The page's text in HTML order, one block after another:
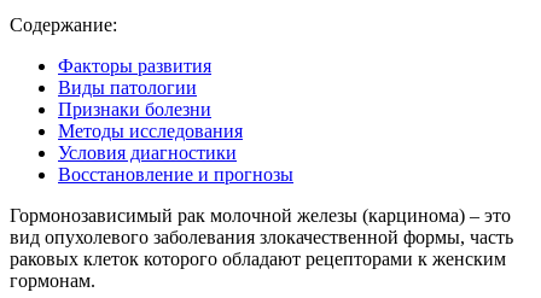
Содержание:
Факторы развития
Виды патологии
Признаки болезни
Методы исследования
Условия диагностики
Восстановление и прогнозы
Гормонозависимый рак молочной железы (карцинома) – это
вид опухолевого заболевания злокачественной формы, часть
раковых клеток которого обладают рецепторами к женским
гормонам.